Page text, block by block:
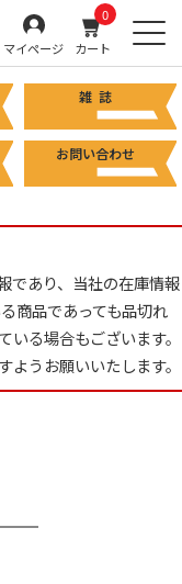
マイページ カート
0
雑 誌
お問い合わせ
であり、当社の在庫情報
商品であっても品切れ
る場合もございます。
うお願いいたします。